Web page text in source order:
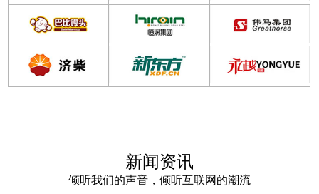
新闻资讯
倾听我们的声音，倾听互联网的潮流